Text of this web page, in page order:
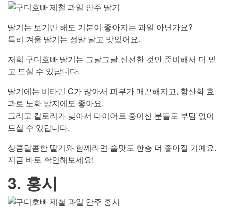
딸기는 보기만 해도 기분이 좋아지는 과일 아닌가요?
특히 겨울 딸기는 정말 달고 맛있어요.
저희 구디호빠 딸기는 그날그날 신선한 것만 준비해서 더 믿
고 드실 수 있답니다.
딸기에는 비타민 C가 많아서 피부가 매끈해지고, 항산화 효
과로 노화 방지에도 좋아요.
그리고 칼로리가 낮아서 다이어트 중이신 분들도 부담 없이
드실 수 있답니다.
상큼달콤한 딸기와 함께라면 술맛도 한층 더 좋아질 거예요.
지금 바로 확인해보세요!
3. 홍시